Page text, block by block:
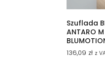
Szuflada
ANTARO
136,09 zł z